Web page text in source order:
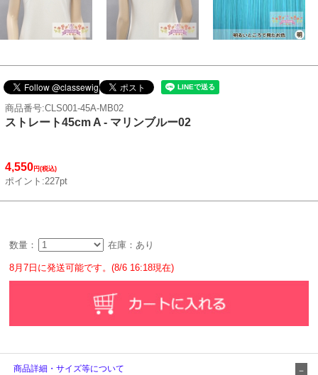
商品番号:CLS001-45A-MB02
ストレート45cm A - マリンブルー02
4,550円(税込)
ポイント:227pt
数量： 在庫：あり
8月7日に発送可能です。(8/6 16:18現在)
商品詳細・サイズ等について